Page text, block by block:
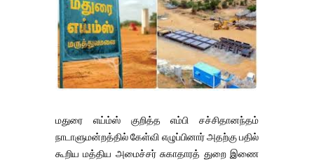
மதுரை எய்ம்ஸ் குறித்த எம்பி சச்சிதானந்தம்
நாடாளுமன்றத்தில் கேள்வி எழுப்பினார் அதற்கு பதில்
கூறிய மத்திய அமைச்சர் சுகாதாரத் துறை இணை